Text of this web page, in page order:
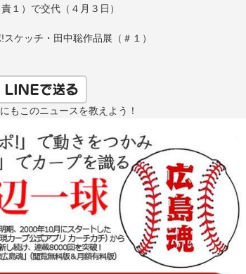
１）で交代（４月３日）
ッチ・田中聡作品展（＃１）
もこのニュースを教えよう！